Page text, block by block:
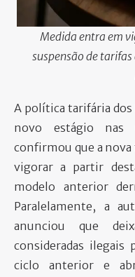
Medida entra em
suspensão de
A política tarifária
novo estágio nas
confirmou que a nova
vigorar a partir
modelo anterior
Paralelamente, a
anunciou que
consideradas
ciclo anterior e